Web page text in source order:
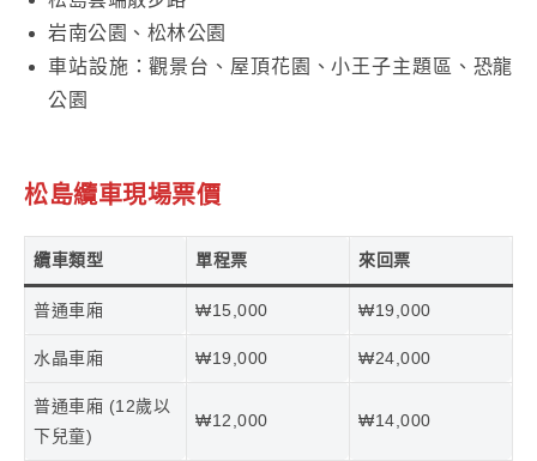
岩南公園、松林公園
車站設施：觀景台、屋頂花園、小王子主題區、恐龍
公園
松島纜車現場票價
纜車類型 單程票 來回票
普通車廂 ₩15,000 ₩19,000
水晶車廂 ₩19,000 ₩24,000
普通車廂 (12歲以
下兒童)
₩12,000 ₩14,000